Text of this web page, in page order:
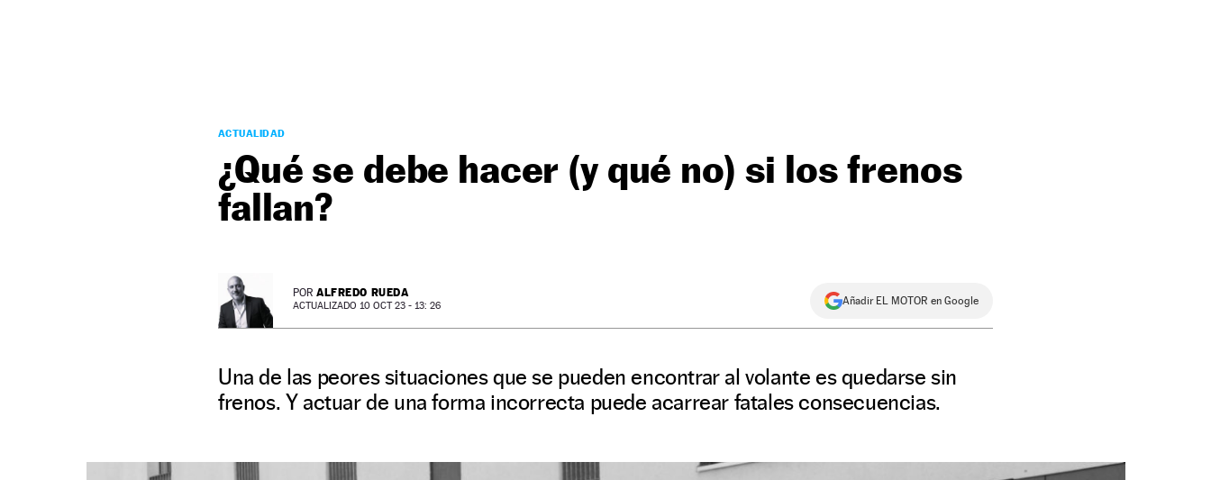
ACTUALIDAD
¿Qué se debe hacer (y qué no) si los frenos
fallan?
POR ALFREDO RUEDA
ACTUALIZADO 10 OCT 23 - 13: 26 Añadir EL MOTOR en Google
Una de las peores situaciones que se pueden encontrar al volante es quedarse sin
frenos. Y actuar de una forma incorrecta puede acarrear fatales consecuencias.